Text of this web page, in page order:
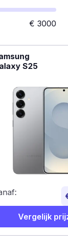
€ 3000
S25
Vergelijk